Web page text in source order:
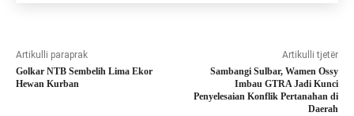
Artikulli paraprak
Golkar NTB Sembelih Lima Ekor
Hewan Kurban
Artikulli tjetër
Sambangi Sulbar, Wamen Ossy
Imbau GTRA Jadi Kunci
Penyelesaian Konflik Pertanahan di
Daerah